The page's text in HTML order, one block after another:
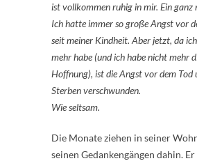
ist vollkommen ruhig in mir. Ein ganz
Ich hatte immer so große Angst vor
seit meiner Kindheit. Aber jetzt, da
mehr habe (und ich habe nicht mehr
Hoffnung), ist die Angst vor dem Tod
Sterben verschwunden.
Wie seltsam.
Die Monate ziehen in seiner
seinen Gedankengängen dahin.